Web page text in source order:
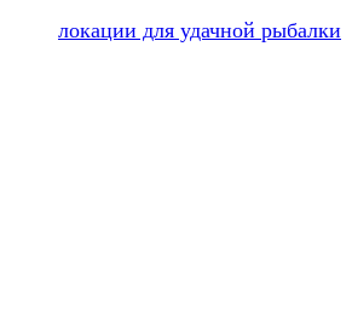
локации для удачной рыбалки